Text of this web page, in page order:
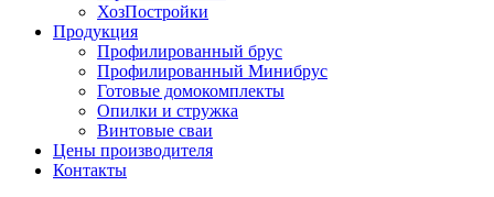
ХозПостройки
Продукция
Профилированный брус
Профилированный Минибрус
Готовые домокомплекты
Опилки и стружка
Винтовые сваи
Цены производителя
Контакты